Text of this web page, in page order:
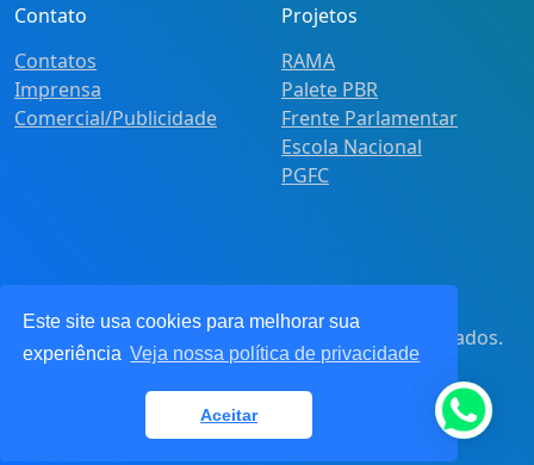
Este site usa cookies para melhorar sua
experiência Veja nossa política de privacidade
Aceitar
Contato
Contatos
Imprensa
Comercial/Publicidade
Projetos
RAMA
Palete PBR
Frente Parlamentar
Escola Nacional
PGFC
Pot&Pracy
. Todos os direitos reservados.
CNPJ: 62.360.268.0001/91